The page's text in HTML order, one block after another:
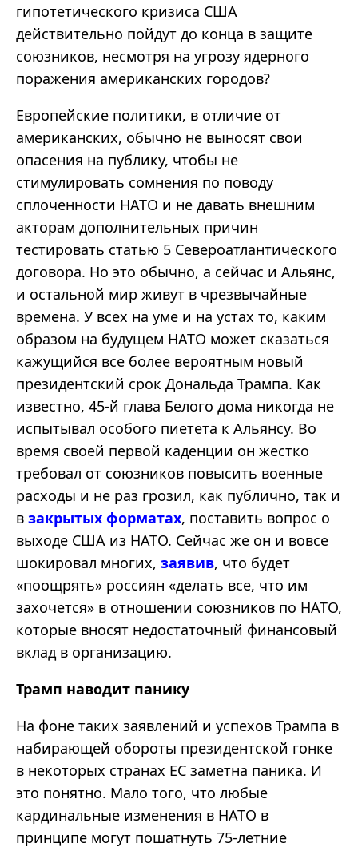
гипотетического кризиса США
действительно пойдут до конца в защите
союзников, несмотря на угрозу ядерного
поражения американских городов?
Европейские политики, в отличие от
американских, обычно не выносят свои
опасения на публику, чтобы не
стимулировать сомнения по поводу
сплоченности НАТО и не давать внешним
акторам дополнительных причин
тестировать статью 5 Североатлантического
договора. Но это обычно, а сейчас и Альянс,
и остальной мир живут в чрезвычайные
времена. У всех на уме и на устах то, каким
образом на будущем НАТО может сказаться
кажущийся все более вероятным новый
президентский срок Дональда Трампа. Как
известно, 45-й глава Белого дома никогда не
испытывал особого пиетета к Альянсу. Во
время своей первой каденции он жестко
требовал от союзников повысить военные
расходы и не раз грозил, как публично, так и
в закрытых форматах, поставить вопрос о
выходе США из НАТО. Сейчас же он и вовсе
шокировал многих, заявив, что будет
«поощрять» россиян «делать все, что им
захочется» в отношении союзников по НАТО,
которые вносят недостаточный финансовый
вклад в организацию.
Трамп наводит панику
На фоне таких заявлений и успехов Трампа в
набирающей обороты президентской гонке
в некоторых странах ЕС заметна паника. И
это понятно. Мало того, что любые
кардинальные изменения в НАТО в
принципе могут пошатнуть 75-летние